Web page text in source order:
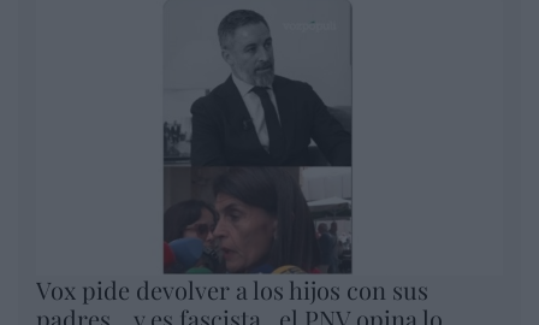
Vox pide devolver a los hijos con sus